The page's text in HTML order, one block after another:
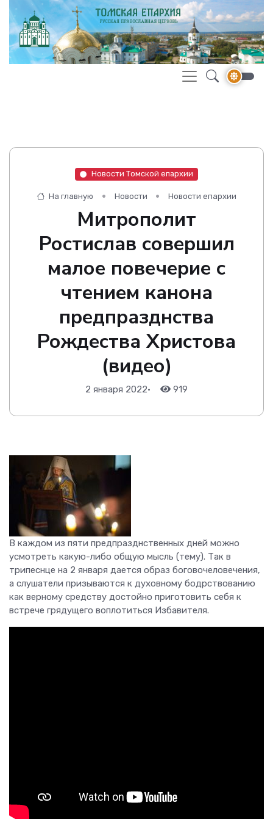
Новости Томской епархии
На главную Новости Новости епархии
Митрополит
Ростислав совершил
малое повечерие с
чтением канона
предпразднства
Рождества Христова
(видео)
2 января 2022• 919
В каждом из пяти предпразднственных дней можно
усмотреть какую-либо общую мысль (тему). Так в
трипеснце на 2 января дается образ боговочеловечения,
а слушатели призываются к духовному бодрствованию
как верному средству достойно приготовить себя к
встрече грядущего воплотиться Избавителя.